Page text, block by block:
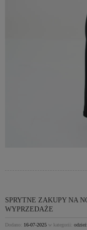
SPRYTNE ZAKUPY NA
WYPRZEDAŻE
Dodano: 16-07-2025 w kategorii: